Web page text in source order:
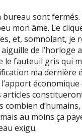
bureau sont
mon âme. Le
et, somnolant, je
de l’horloge
le fauteuil gris qui
ma dernière
l’apport
articles
combien
au moins ça
exigu.